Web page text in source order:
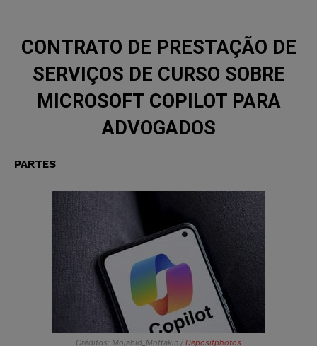
CONTRATO DE PRESTAÇÃO DE
SERVIÇOS DE CURSO SOBRE
MICROSOFT COPILOT PARA
ADVOGADOS
PARTES
Créditos: Mojahid_Mottakin / Depositphotos